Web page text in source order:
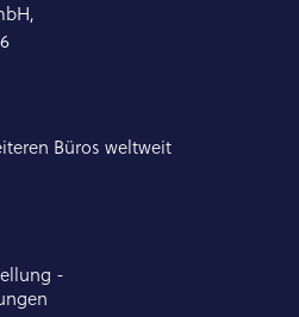
Büros weltweit
-